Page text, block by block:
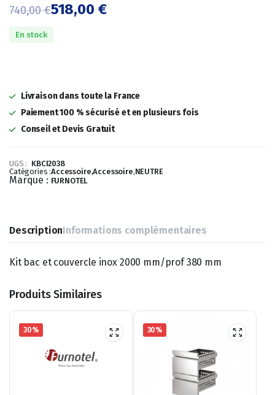
740,00€
était :
740,00 €.
518,00 €
est :
518,00 €.
En stock
Livraison dans toute la France
Paiement 100 % sécurisé et en plusieurs fois
Conseil et Devis Gratuit
UGS : KBCI2038
Catégories :Accessoire,Accessoire,NEUTRE
Marque : FURNOTEL
DescriptionInformations complémentaires
Kit bac et couvercle inox 2000 mm/prof 380 mm
Produits Similaires
30% 30%